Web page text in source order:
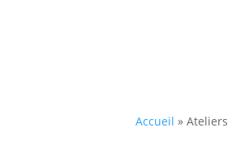
Accueil » Ateliers